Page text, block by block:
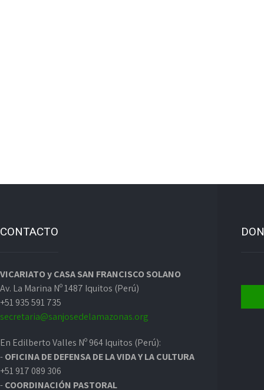
CONTACTO
VICARIATO y CASA SAN FRANCISCO SOLANO
Av. La Marina Nº 1487 Iquitos (Perú)
+51 935 591 735
secretaria@sanjosedelamazonas.org
En Edilberto Valles Nº 964 Iquitos (Perú):
-OFICINA DE DEFENSA DE LA VIDA Y LA CULTURA
+51 917 089 306
-COORDINACIÓN PASTORAL